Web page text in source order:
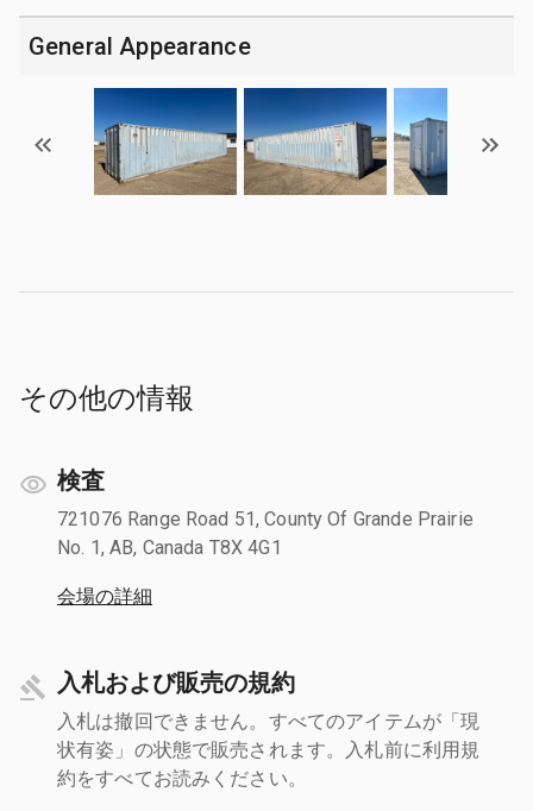
General Appearance
その他の情報
検査
721076 Range Road 51, County Of Grande Prairie
No. 1, AB, Canada T8X 4G1
会場の詳細
入札および販売の規約
入札は撤回できません。すべてのアイテムが「現
状有姿」の状態で販売されます。入札前に利用規
約をすべてお読みください。